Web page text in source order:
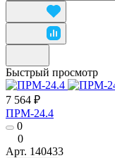
Быстрый просмотр
7 564 ₽
ПРМ-24.4
0
0
Арт. 140433